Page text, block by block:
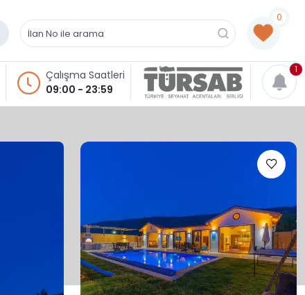
0
Çalışma Saatleri
09:00 - 23:59
1